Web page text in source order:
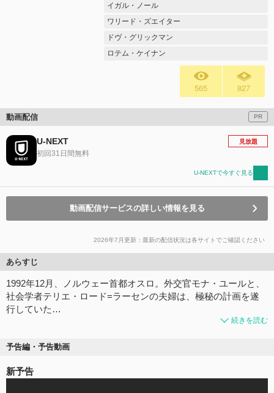
イガル・ノール
ワリード・ズエイター
ドヴ・グリックマン
ロテム・ケイナン
565 827
動画配信 PR
U-NEXT
初回31日間無料
見放題
U-NEXTで今すぐ見る
動画配信サービスの詳しい情報を見る
2026年7月更新：最新の配信状況は各サイトでご確認ください
あらすじ
1992年12月、ノルウェー首都オスロ。外交官モナ・ユールと、
社会学者テリエ・ロード=ラーセンの夫婦は、極秘の計画を遂
行していた…
続きを読む
予告編・予告動画
新予告